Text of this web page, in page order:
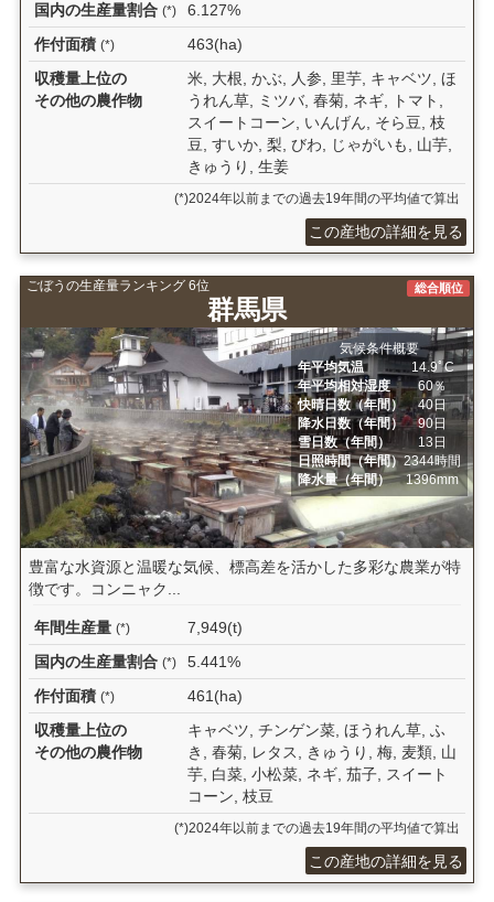
国内の生産量割合 (*)
6.127%
作付面積 (*)
463(ha)
収穫量上位の
その他の農作物
米, 大根, かぶ, 人参, 里芋, キャベツ, ほ
うれん草, ミツバ, 春菊, ネギ, トマト,
スイートコーン, いんげん, そら豆, 枝
豆, すいか, 梨, びわ, じゃがいも, 山芋,
きゅうり, 生姜
(*)2024年以前までの過去19年間の平均値で算出
この産地の詳細を見る
ごぼうの生産量ランキング 6位
群馬県
総合順位
気候条件概要
年平均気温
14.9ﾟC
年平均相対湿度
60％
快晴日数（年間）
40日
降水日数（年間）
90日
雪日数（年間）
13日
日照時間（年間）2344時間
降水量（年間）
1396mm
豊富な水資源と温暖な気候、標高差を活かした多彩な農業が特
徴です。コンニャク...
年間生産量 (*)
7,949(t)
国内の生産量割合 (*)
5.441%
作付面積 (*)
461(ha)
収穫量上位の
その他の農作物
キャベツ, チンゲン菜, ほうれん草, ふ
き, 春菊, レタス, きゅうり, 梅, 麦類, 山
芋, 白菜, 小松菜, ネギ, 茄子, スイート
コーン, 枝豆
(*)2024年以前までの過去19年間の平均値で算出
この産地の詳細を見る